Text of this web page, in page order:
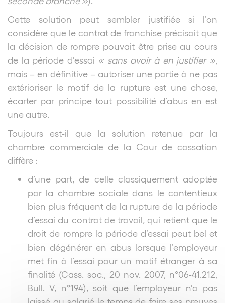
Cette solution peut sembler justifiée si l’on
considère que le contrat de franchise précisait que
la décision de rompre pouvait être prise au cours
de la période d’essai « sans avoir à en justifier »
mais – en définitive – autoriser une partie à ne pas
extérioriser le motif de la rupture est une chose,
écarter par principe tout possibilité d’abus en est
une autre.
Toujours est-il que la solution retenue par la
chambre commerciale de la Cour de cassation
diffère :
d’une part, de celle classiquement adoptée
par la chambre sociale dans le contentieux
bien plus fréquent de la rupture de la période
d’essai du contrat de travail, qui retient que le
droit de rompre la période d’essai peut bel et
bien dégénérer en abus lorsque l’employeur
met fin à l’essai pour un motif étranger à sa
finalité (Cass. soc., 20 nov. 2007, n°06-41.212,
Bull. V, n°194), soit que l’employeur n’a pas